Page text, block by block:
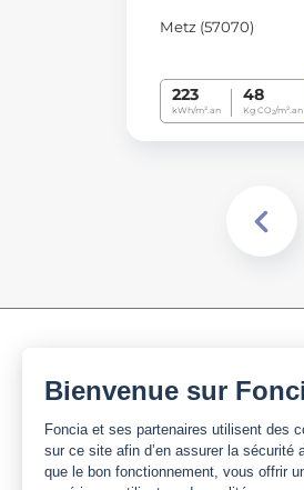
Metz (57070)
223
kWh/m².an
48
Kg CO2/m².an